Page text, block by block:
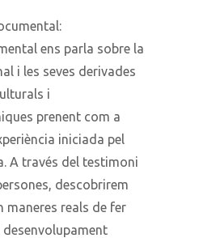
ens parla sobre la
i les seves derivades
i
prenent com a
iniciada pel
A través del testimoni
descobrirem
maneres reals de fer